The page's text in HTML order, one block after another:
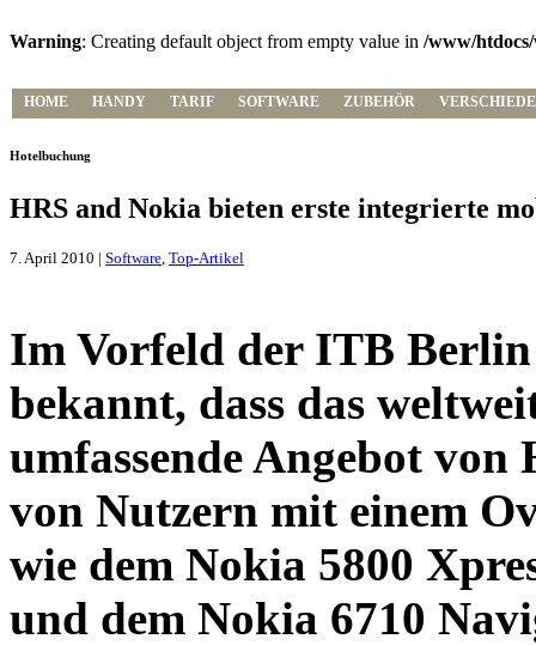
Warning: Creating default object from empty value in /www/
HOME HANDY TARIF SOFTWARE ZUBEHÖR
Hotelbuchung
HRS and Nokia bieten erste integrierte
7. April 2010 | Software Top-Artikel
Im Vorfeld der ITB
bekannt, dass das
umfassende Angebot
von Nutzern mit einem
wie dem Nokia 5800
und dem Nokia 6710